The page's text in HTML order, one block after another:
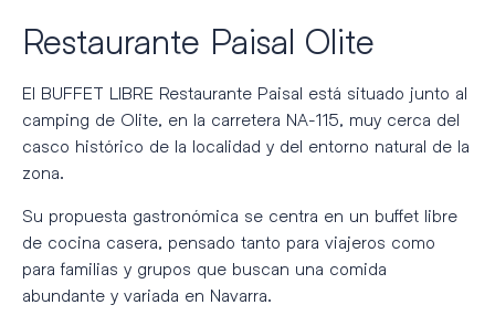
Restaurante Paisal Olite
El BUFFET LIBRE Restaurante Paisal está situado junto al
camping de Olite, en la carretera NA-115, muy cerca del
casco histórico de la localidad y del entorno natural de la
zona.
Su propuesta gastronómica se centra en un buffet libre
de cocina casera, pensado tanto para viajeros como
para familias y grupos que buscan una comida
abundante y variada en Navarra.